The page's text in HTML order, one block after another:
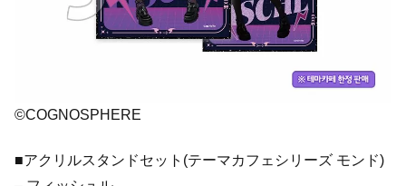
©COGNOSPHERE
■アクリルスタンドセット(テーマカフェシリーズ モンド)